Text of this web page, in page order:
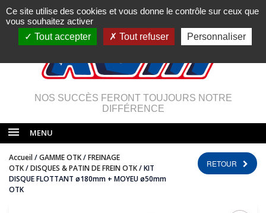
NOS SUCCÈS FERONT TOUJOURS NOTRE
DIFFÉRENCE
MENU
Accueil/GAMME OTK/FREINAGE
OTK/DISQUES & PATIN DE FREIN OTK/ KIT
DISQUE FLOTTANT ø180mm + MOYEU ø50mm
OTK
RETOUR
Ce site utilise des cookies et vous donne le contrôle sur ceux que
vous souhaitez activer
Tout accepter
Tout refuser Personnaliser